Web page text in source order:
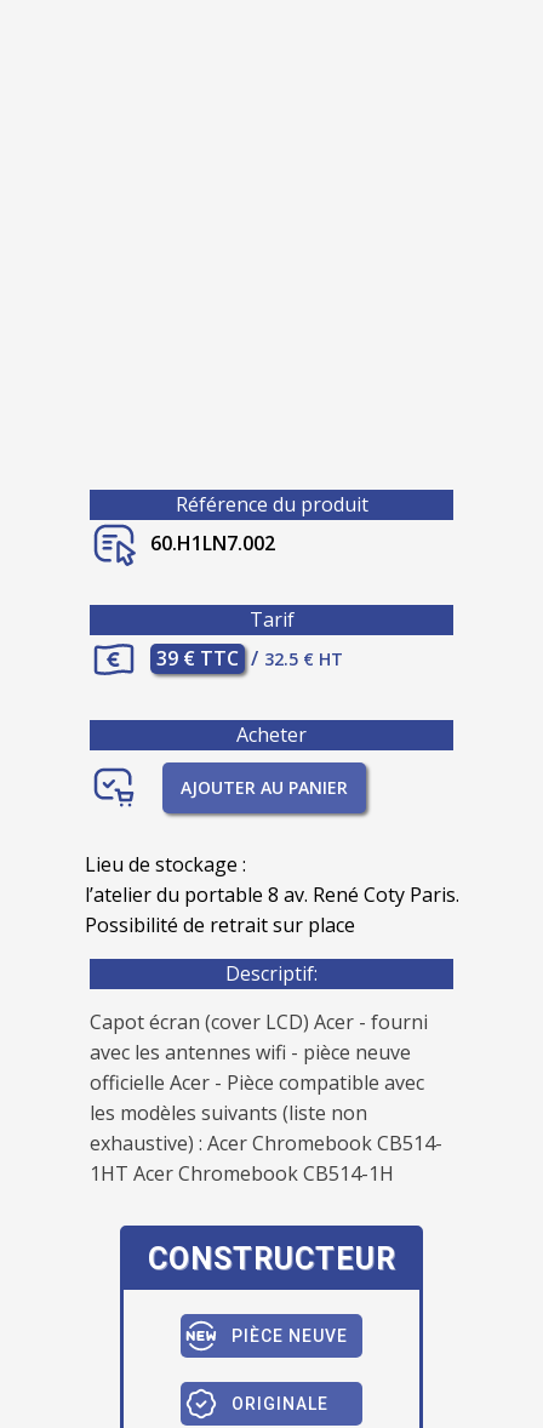
Référence du produit
60.H1LN7.002
Tarif
39 € TTC / 32.5 € HT
Acheter
AJOUTER AU PANIER
Lieu de stockage :
l’atelier du portable 8 av. René Coty Paris.
Possibilité de retrait sur place
Descriptif:
Capot écran (cover LCD) Acer - fourni
avec les antennes wifi - pièce neuve
officielle Acer - Pièce compatible avec
les modèles suivants (liste non
exhaustive) : Acer Chromebook CB514-
1HT Acer Chromebook CB514-1H
CONSTRUCTEUR
PIÈCE NEUVE
ORIGINALE